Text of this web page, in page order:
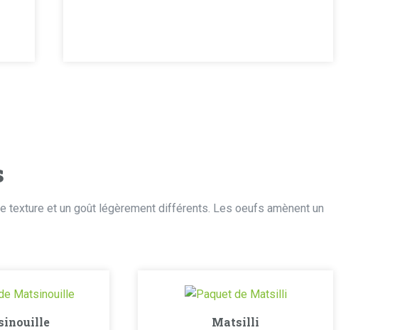
texture et un goût légèrement différents. Les oeufs amènent un
Matsilli